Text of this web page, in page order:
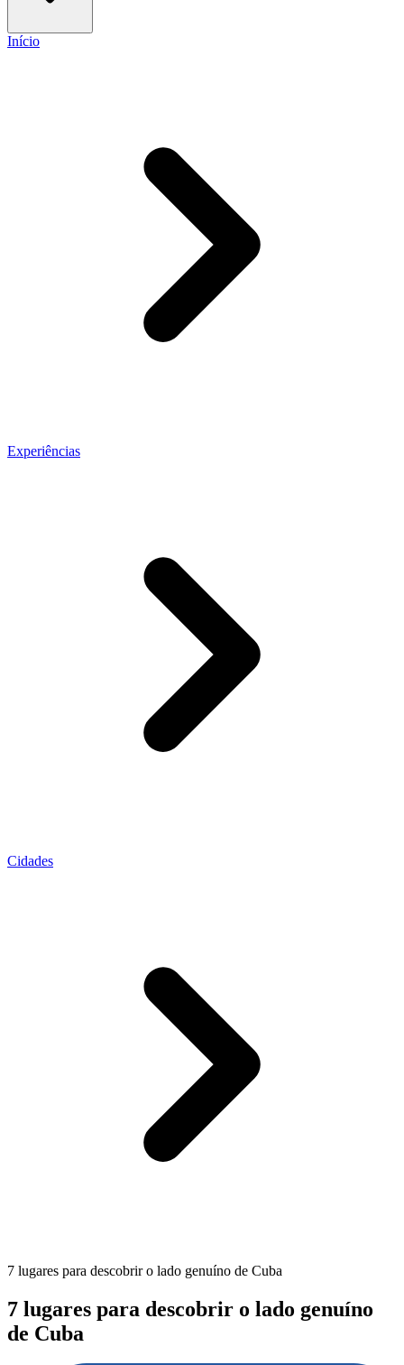
Início
Experiências
Cidades
7 lugares para descobrir o lado genuíno de Cuba
7 lugares para descobrir o lado genuíno
de Cuba